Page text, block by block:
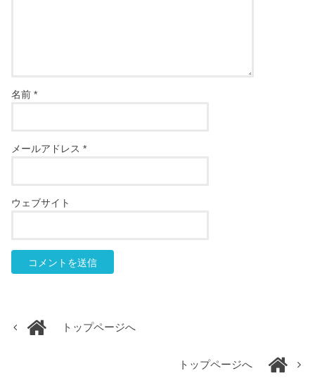
名前*
メールアドレス*
ウェブサイト
トップページへ
トップページへ